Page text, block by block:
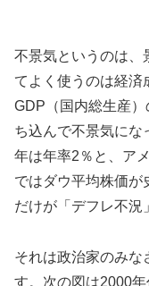
不景気というのは、
てよく使うのは経済
GDP（国内総生産
ち込んで不景気にな
年は年率2％と、ア
ではダウ平均株価が
だけが「デフレ不況
それは政治家のみな
す。次の図は2000